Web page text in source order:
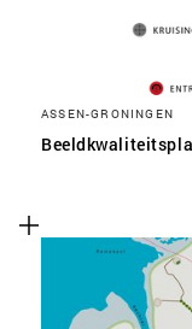
ASSEN-GRONINGEN